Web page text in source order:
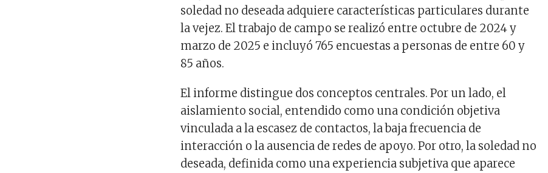
soledad no deseada adquiere características particulares durante
la vejez. El trabajo de campo se realizó entre octubre de 2024 y
marzo de 2025 e incluyó 765 encuestas a personas de entre 60 y
85 años.
El informe distingue dos conceptos centrales. Por un lado, el
aislamiento social, entendido como una condición objetiva
vinculada a la escasez de contactos, la baja frecuencia de
interacción o la ausencia de redes de apoyo. Por otro, la soledad no
deseada, definida como una experiencia subjetiva que aparece